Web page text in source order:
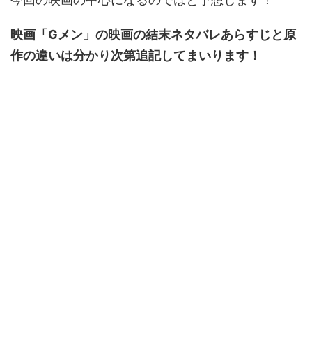
映画「Gメン」の映画の結末ネタバレあらすじと原
作の違いは分かり次第追記してまいります！